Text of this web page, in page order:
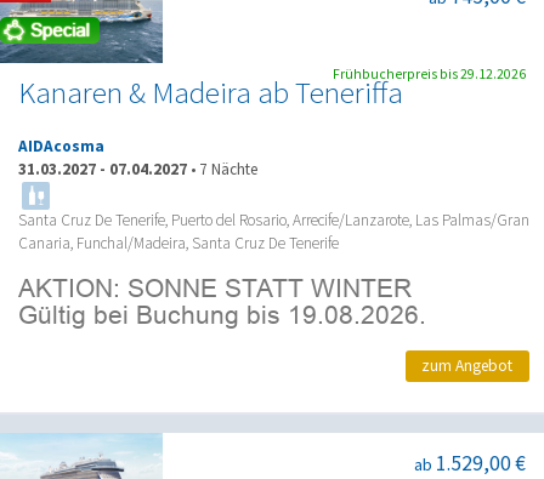
Kanaren & Madeira ab Teneriffa
AIDAcosma
31.03.2027 - 07.04.2027 • 7 Nächte
Santa Cruz De Tenerife, Puerto del Rosario, Arrecife/Lanzarote, Las Palmas/Gran
Canaria, Funchal/Madeira, Santa Cruz De Tenerife
Frühbucherpreis bis 29.12.2026
zum Angebot
ab 1.529,00 €